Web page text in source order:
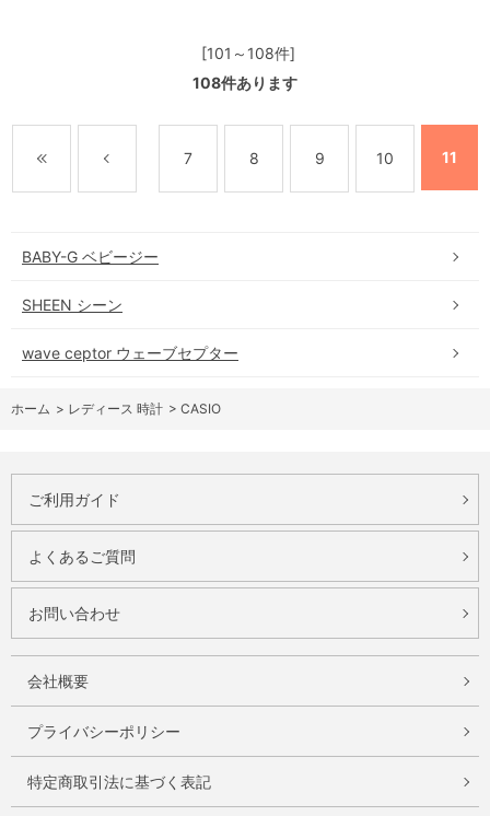
[101～108件]
108件あります
7 8 9 10 11
BABY-G ベビージー
SHEEN シーン
wave ceptor ウェーブセプター
ホーム > レディース 時計 > CASIO
ご利用ガイド
よくあるご質問
お問い合わせ
会社概要
プライバシーポリシー
特定商取引法に基づく表記